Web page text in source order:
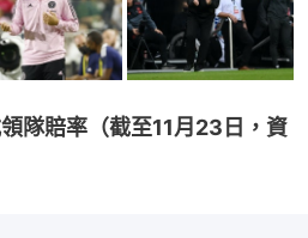
隊賠率（截至11月23日，資